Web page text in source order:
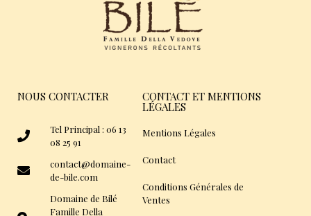
NOUS CONTACTER
Tel Principal : 06 13
08 25 91
contact@domaine-
de-bile.com
Domaine de Bilé
Famille Della
CONTACT ET MENTIONS
LÉGALES
Mentions Légales
Contact
Conditions Générales de
Ventes